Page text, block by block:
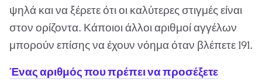
ψηλά και να ξέρετε ότι οι καλύτερες στιγμές είναι
στον ορίζοντα. Κάποιοι άλλοι αριθμοί αγγέλων
μπορούν επίσης να έχουν νόημα όταν βλέπετε 191.
Ένας αριθμός που πρέπει να προσέξετε